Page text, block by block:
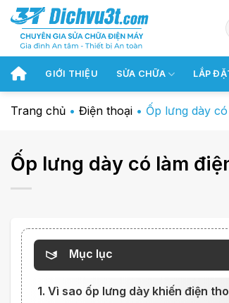
Chuyển
đến
dung
GIỚI THIỆU SỬA CHỮA LẮP
Trang chủ • Điện thoại • Ốp lưng dày
Ốp lưng dày có làm
Mục lục
1. Vì sao ốp lưng dày khiến điện